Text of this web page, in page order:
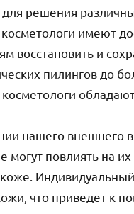
решения
имеют
восстановить и
пилингов до
нашего внешнего
повлиять на
что приведет к